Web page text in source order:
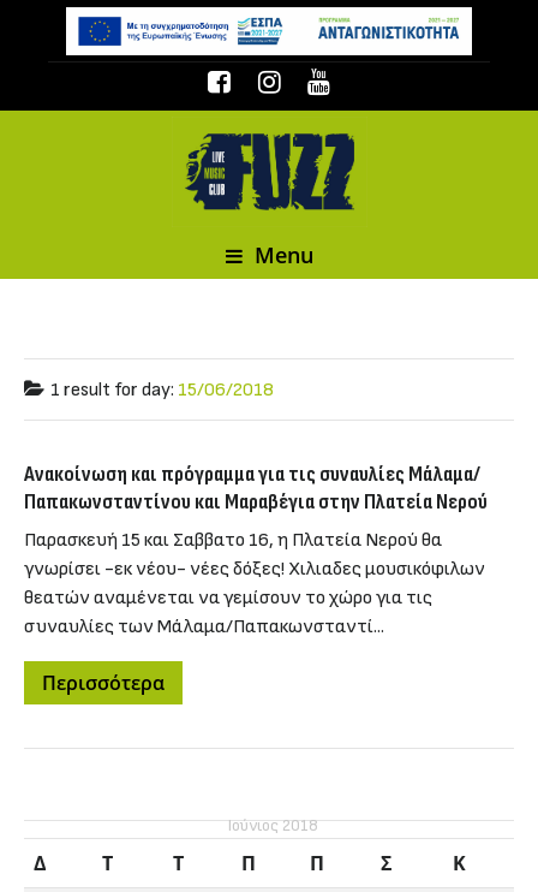
Menu
1 result for day: 15/06/2018
Ανακοίνωση και πρόγραμμα για τις συναυλίες Μάλαμα/
Παπακωνσταντίνου και Μαραβέγια στην Πλατεία Νερού
Παρασκευή 15 και Σαββατο 16, η Πλατεία Νερού θα
γνωρίσει -εκ νέου- νέες δόξες! Χιλιαδες μουσικόφιλων
θεατών αναμένεται να γεμίσουν το χώρο για τις
συναυλίες των Μάλαμα/Παπακωνσταντί...
Περισσότερα
Ιούνιος 2018
Δ Τ Τ Π Π Σ Κ